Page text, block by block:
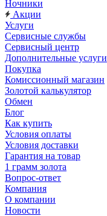
Ночники
Акции
Услуги
Сервисные службы
Сервисный центр
Дополнительные услуги
Покупка
Комиссионный магазин
Золотой калькулятор
Обмен
Блог
Как купить
Условия оплаты
Условия доставки
Гарантия на товар
1 грамм золота
Вопрос-ответ
Компания
О компании
Новости